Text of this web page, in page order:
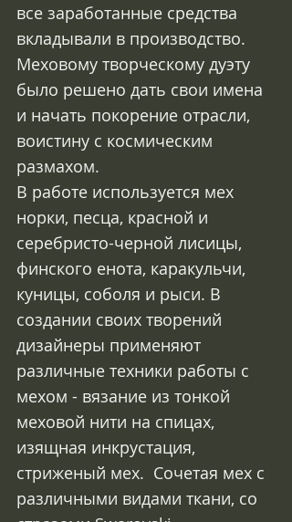
все заработанные средства
вкладывали в производство.
Меховому творческому дуэту
было решено дать свои имена
и начать покорение отрасли,
воистину с космическим
размахом.
В работе используется мех
норки, песца, красной и
серебристо-черной лисицы,
финского енота, каракульчи,
куницы, соболя и рыси. В
создании своих творений
дизайнеры применяют
различные техники работы с
мехом - вязание из тонкой
меховой нити на спицах,
изящная инкрустация,
стриженый мех.  Сочетая мех с
различными видами ткани, со